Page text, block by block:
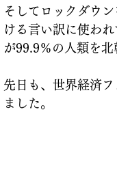
そしてロックダウ
ける言い訳に使わ
が99.9％の人類を北
先日も、世界経済
ました。